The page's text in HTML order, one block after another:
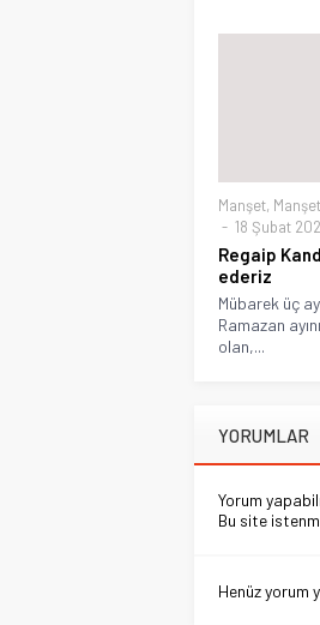
Manşet,
18 Şubat
Regaip
ederiz
Mübarek üç
Ramazan
olan,...
YORUMLAR
Yorum
Bu site
Henüz yorum